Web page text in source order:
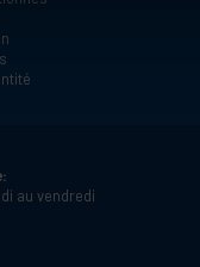
au vendredi